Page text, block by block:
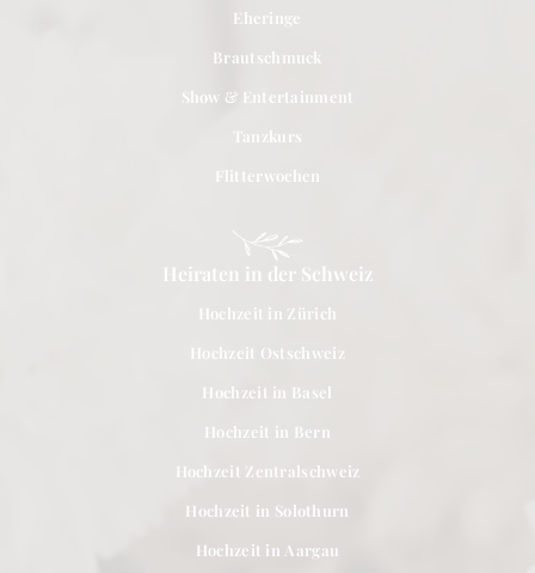
Eheringe
Brautschmuck
Show & Entertainment
Tanzkurs
Flitterwochen
Heiraten in der Schweiz
Hochzeit in Zürich
Hochzeit Ostschweiz
Hochzeit in Basel
Hochzeit in Bern
Hochzeit Zentralschweiz
Hochzeit in Solothurn
Hochzeit in Aargau